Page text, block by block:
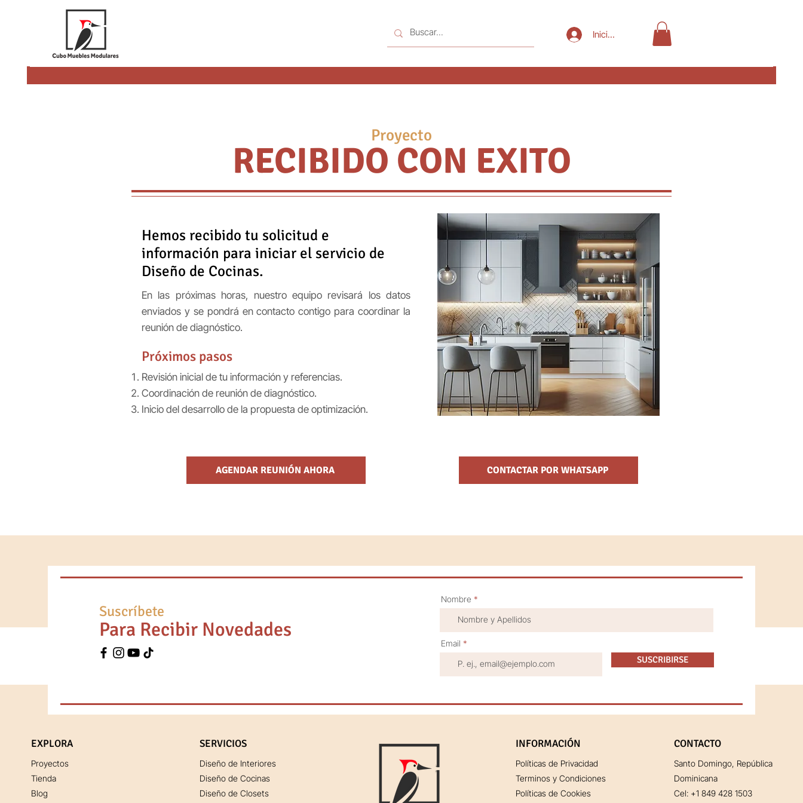
Iniciar sesión
Proyecto
RECIBIDO CON EXITO
Hemos recibido tu solicitud e
información para iniciar el servicio de
Diseño de Cocinas.
En las próximas horas, nuestro equipo revisará los datos
enviados y se pondrá en contacto contigo para coordinar la
reunión de diagnóstico.
Próximos pasos
Revisión inicial de tu información y referencias.
Coordinación de reunión de diagnóstico.
Inicio del desarrollo de la propuesta de optimización.
AGENDAR REUNIÓN AHORA CONTACTAR POR WHATSAPP
EXPLORA
Proyectos
Tienda
Blog
SERVICIOS
Diseño de Interiores
Diseño de Cocinas
Diseño de Closets
INFORMACIÓN
Políticas de Privacidad
Terminos y Condiciones
Políticas de Cookies
CONTACTO
Santo Domingo, República
Dominicana
Cel: +1 849 428 1503
Suscríbete
Para Recibir Novedades
Nombre
Email
SUSCRIBIRSE